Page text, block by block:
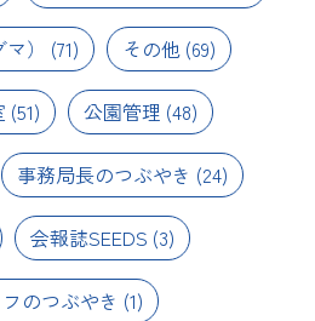
） (71) その他 (69)
(51) 公園管理 (48)
事務局長のつぶやき (24)
会報誌SEEDS (3)
のつぶやき (1)